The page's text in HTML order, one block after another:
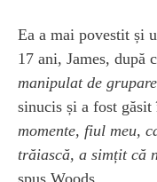
Ea a mai povestit și
17 ani, James, după
manipulat de
sinucis și a fost
momente, fiul meu,
trăiască, a simțit că
spus Woods.